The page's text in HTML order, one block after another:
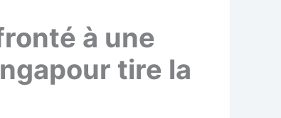
à une
tire la